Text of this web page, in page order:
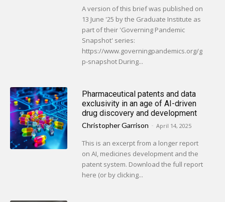
A version of this brief was published on
13 June '25 by the Graduate Institute as
part of their 'Governing Pandemic
Snapshot' series:
https://www.governingpandemics.org/g
p-snapshot During...
Pharmaceutical patents and data
exclusivity in an age of AI-driven
drug discovery and development
Christopher Garrison - April 14, 2025
This is an excerpt from a longer report
on AI, medicines development and the
patent system. Download the full report
here (or by clicking...